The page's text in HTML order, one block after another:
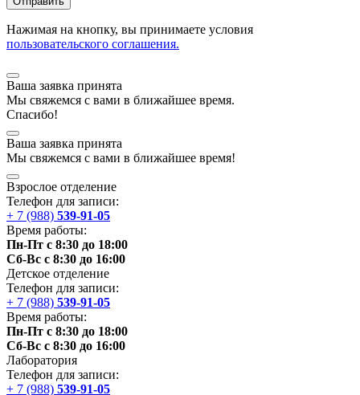
Нажимая на кнопку, вы принимаете условия
пользовательского соглашения.
Ваша заявка принята
Мы свяжемся с вами в ближайшее время.
Спасибо!
Ваша заявка принята
Мы свяжемся с вами в ближайшее время!
Взрослое отделение
Телефон для записи:
+ 7 (988) 539-91-05
Время работы:
Пн-Пт с 8:30 до 18:00
Сб-Вс с 8:30 до 16:00
Детское отделение
Телефон для записи:
+ 7 (988) 539-91-05
Время работы:
Пн-Пт с 8:30 до 18:00
Сб-Вс с 8:30 до 16:00
Лаборатория
Телефон для записи:
+ 7 (988) 539-91-05